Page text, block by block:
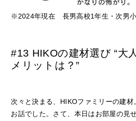
※2024年現在 長男高校1年生・次男
#13 HIKOの建材選び “大
メリットは？”
次々と決まる、HIKOファミリーの建
お話でした。さて、本日はお部屋の見